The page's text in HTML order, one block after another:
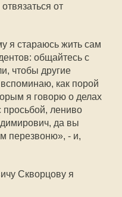
от
я стараюсь жить сам
общайтесь с
чтобы другие
как порой
я говорю о делах
просьбой, лениво
да вы
перезвоню», - и,
Скворцову я